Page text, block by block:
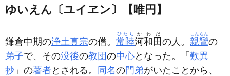
ゆいえん〔ユイヱン〕【唯円】
鎌倉中期の浄土真宗の僧。 常陸
ひたち
河和田
かわだ
の人。 親鸞
しんらん
の
弟子で、その没後の教団の中心となった。「 歎異
抄 」の著者とされる。 同名の門弟がいたことから、